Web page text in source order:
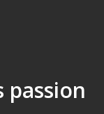
passion